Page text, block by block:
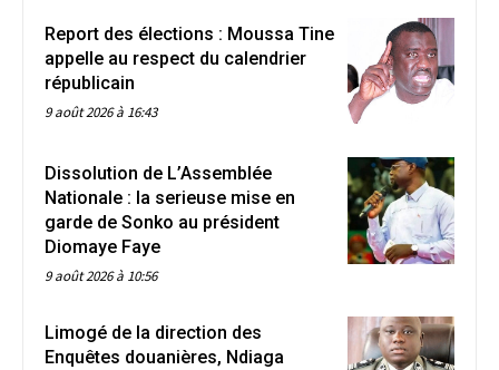
Report des élections : Moussa Tine
appelle au respect du calendrier
républicain
9 août 2026 à 16:43
Dissolution de L’Assemblée
Nationale : la serieuse mise en
garde de Sonko au président
Diomaye Faye
9 août 2026 à 10:56
Limogé de la direction des
Enquêtes douanières, Ndiaga